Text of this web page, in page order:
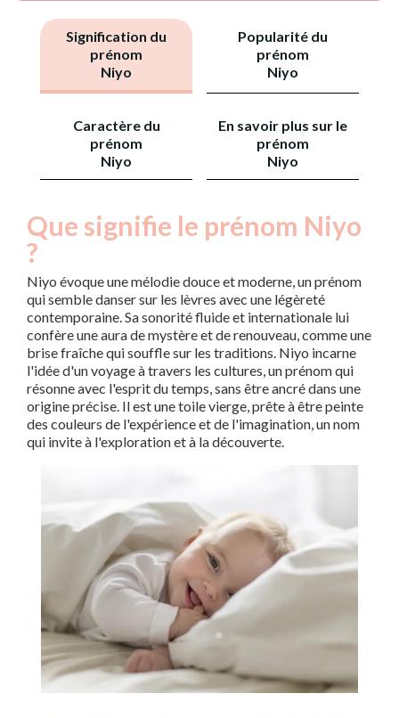
Signification du
prénom
Niyo
Popularité du
prénom
Niyo
Caractère du
prénom
Niyo
En savoir plus sur le
prénom
Niyo
Que signifie le prénom Niyo
?
Niyo évoque une mélodie douce et moderne, un prénom
qui semble danser sur les lèvres avec une légèreté
contemporaine. Sa sonorité fluide et internationale lui
confère une aura de mystère et de renouveau, comme une
brise fraîche qui souffle sur les traditions. Niyo incarne
l'idée d'un voyage à travers les cultures, un prénom qui
résonne avec l'esprit du temps, sans être ancré dans une
origine précise. Il est une toile vierge, prête à être peinte
des couleurs de l'expérience et de l'imagination, un nom
qui invite à l'exploration et à la découverte.